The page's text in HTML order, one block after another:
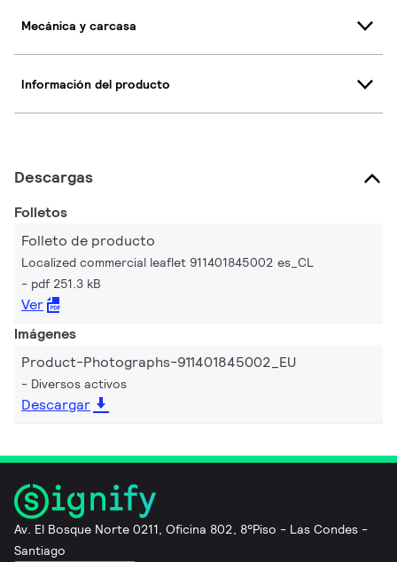
Mecánica y carcasa
Información del producto
Descargas
Folletos
Folleto de producto
Localized commercial leaflet 911401845002 es_CL
pdf 251.3 kB
Ver
Imágenes
Product-Photographs-911401845002_EU
Diversos activos
Descargar
Av. El Bosque Norte 0211, Oficina 802, 8°Piso - Las Condes -
Santiago